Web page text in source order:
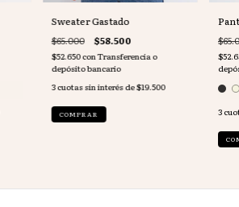
Sweater Gastado
$65.000 $58.500
$52.650conTransferencia o
depósito bancario
3cuotas sin interés de$19.500
COMPRAR 3